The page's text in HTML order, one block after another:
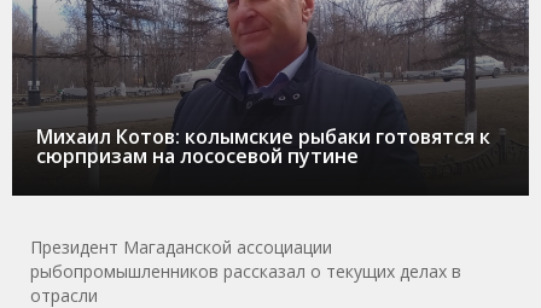
Михаил Котов: колымские рыбаки готовятся к
сюрпризам на лососевой путине
Президент Магаданской ассоциации
рыбопромышленников рассказал о текущих делах в
отрасли